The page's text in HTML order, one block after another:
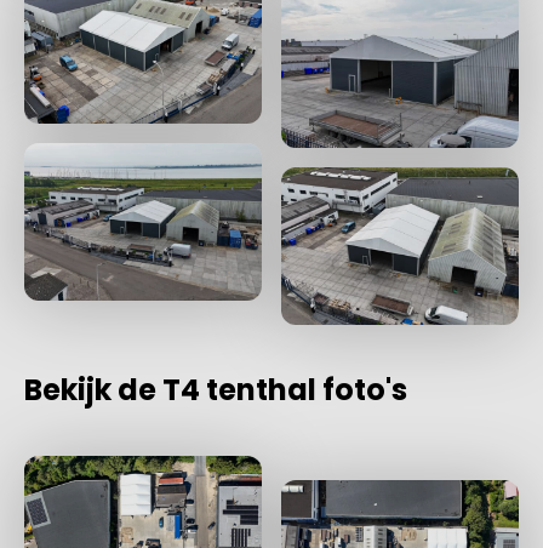
Bekijk de T4 tenthal foto's